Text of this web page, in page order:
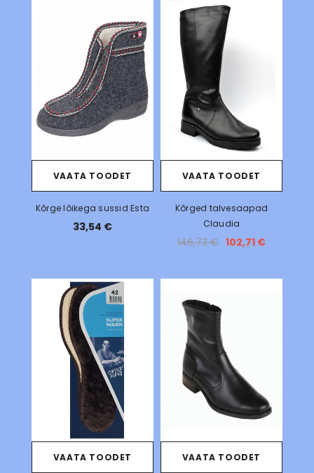
VAATA TOODET
Kõrge lõikega sussid Esta
33,54 €
VAATA TOODET
Kõrged talvesaapad
Claudia
146,73 € 102,71 €
VAATA TOODET VAATA TOODET